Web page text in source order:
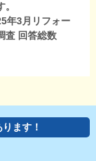
年3月リフォー
査 回答総数
ます！